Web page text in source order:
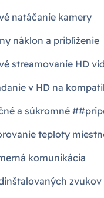
natáčanie kamery
náklon a priblíženie
streamovanie HD
v HD na
a súkromné
teploty
komunikácia